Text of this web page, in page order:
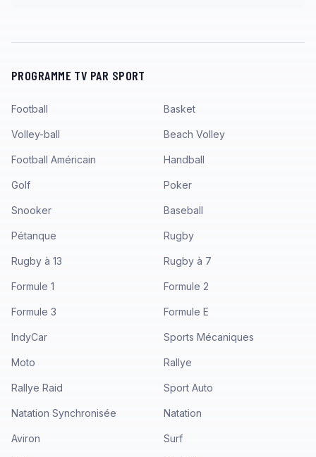
PROGRAMME TV PAR SPORT
Football Basket
Volley-ball Beach Volley
Football Américain Handball
Golf Poker
Snooker Baseball
Pétanque Rugby
Rugby à 13 Rugby à 7
Formule 1 Formule 2
Formule 3 Formule E
IndyCar Sports Mécaniques
Moto Rallye
Rallye Raid Sport Auto
Natation Synchronisée Natation
Aviron Surf